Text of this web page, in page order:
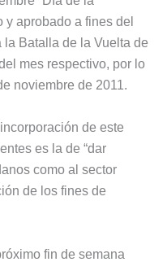
aprobado a fines del
Batalla de la Vuelta de
mes respectivo, por lo
noviembre de 2011.
de este
es la de “dar
como al sector
de los fines de
fin de semana